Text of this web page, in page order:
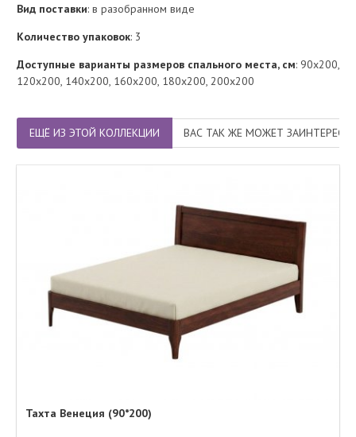
Вид поставки: в разобранном виде
Количество упаковок: 3
Доступные варианты размеров спального места, см: 90х200,
120х200, 140х200, 160х200, 180х200, 200х200
ЕЩЁ ИЗ ЭТОЙ КОЛЛЕКЦИИ ВАС ТАК ЖЕ МОЖЕТ
Тахта Венеция (90*200)